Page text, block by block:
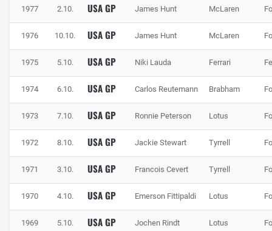
1977 2.10. USA GP James Hunt McLaren
1976 10.10. USA GP James Hunt McLaren
1975 5.10. USA GP Niki Lauda Ferrari
1974 6.10. USA GP Carlos Reutemann Brabham
1973 7.10. USA GP Ronnie Peterson Lotus
1972 8.10. USA GP Jackie Stewart Tyrrell
1971 3.10. USA GP Francois Cevert Tyrrell
1970 4.10. USA GP Emerson Fittipaldi Lotus
1969 5.10. USA GP Jochen Rindt Lotus